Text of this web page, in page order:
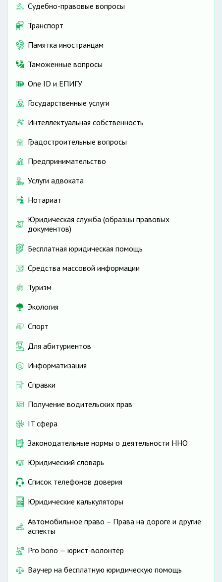
Судебно-правовые вопросы
Транспорт
Памятка иностранцам
Таможенные вопросы
One ID и ЕПИГУ
Государственные услуги
Интеллектуальная собственность
Градостроительные вопросы
Предпринимательство
Услуги адвоката
Нотариат
Юридическая служба (образцы правовых
документов)
Бесплатная юридическая помощь
Средства массовой информации
Туризм
Экология
Спорт
Для абитуриентов
Информатизация
Справки
Получение водительских прав
IT сфера
Законодательные нормы о деятельности ННО
Юридический словарь
Список телефонов доверия
Юридические калькуляторы
Автомобильное право – Права на дороге и другие
аспекты
Pro bono — юрист-волонтёр
Ваучер на бесплатную юридическую помощь